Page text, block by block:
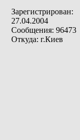
Зарегистрирован:
27.04.2004
Сообщения: 96473
Откуда: г.Киев